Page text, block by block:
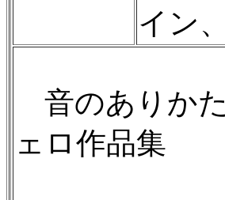
イン
音のありか
ェロ作品集